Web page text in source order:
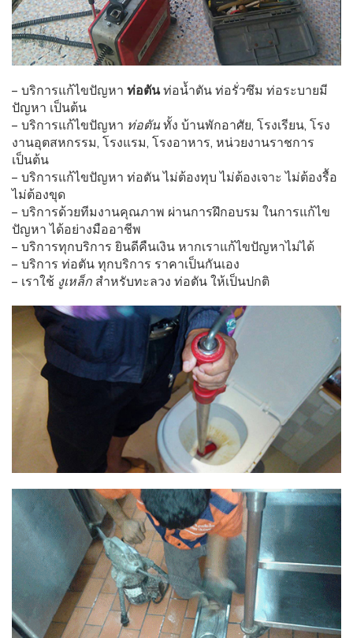
– บริการแก้ไขปัญหา ท่อตันท่อน้ำตัน ท่อรั่วซึม ท่อระบายมี
ปัญหา เป็นต้น
– บริการแก้ไขปัญหา ท่อตันทั้ง บ้านพักอาศัย, โรงเรียน, โรง
งานอุตสหกรรม, โรงแรม, โรงอาหาร, หน่วยงานราชการ
เป็นต้น
– บริการแก้ไขปัญหา ท่อตัน ไม่ต้องทุบ ไม่ต้องเจาะ ไม่ต้องรื้อ
ไม่ต้องขุด
– บริการด้วยทีมงานคุณภาพ ผ่านการฝึกอบรม ในการแก้ไข
ปัญหา ได้อย่างมืออาชีพ
– บริการทุกบริการ ยินดีคืนเงิน หากเราแก้ไขปัญหาไม่ได้
– บริการ ท่อตัน ทุกบริการ ราคาเป็นกันเอง
– เราใช้ งูเหล็ก สำหรับทะลวง ท่อตัน ให้เป็นปกติ